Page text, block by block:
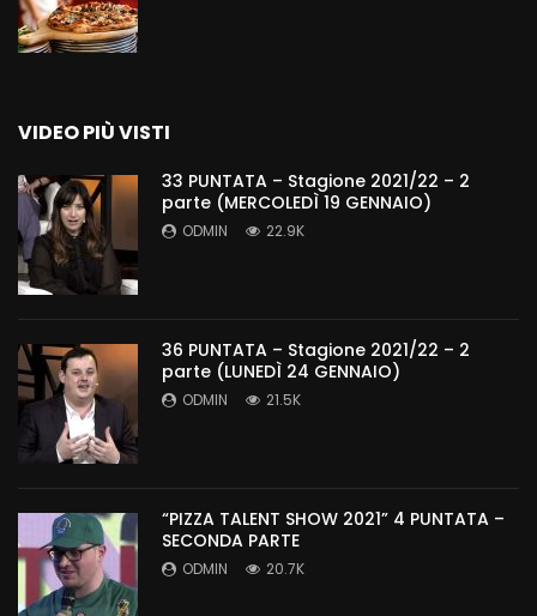
VIDEO PIÙ VISTI
33 PUNTATA – Stagione 2021/22 – 2
parte (MERCOLEDÌ 19 GENNAIO)
ODMIN 22.9K
36 PUNTATA – Stagione 2021/22 – 2
parte (LUNEDÌ 24 GENNAIO)
ODMIN 21.5K
“PIZZA TALENT SHOW 2021” 4 PUNTATA –
SECONDA PARTE
ODMIN 20.7K